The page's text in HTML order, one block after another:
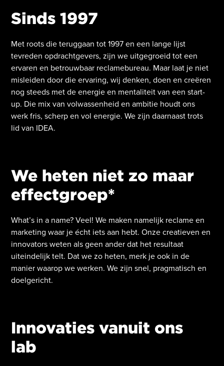
Sinds 1997
Met roots die teruggaan tot 1997 en een lange lijst
tevreden opdrachtgevers, zijn we uitgegroeid tot een
ervaren en betrouwbaar reclamebureau. Maar laat je niet
misleiden door die ervaring, wij denken, doen en creëren
nog steeds met de energie en mentaliteit van een start-
up. Die mix van volwassenheid en ambitie houdt ons
werk fris, scherp en vol energie. We zijn daarnaast trots
lid van IDEA.
We heten niet zo maar
effectgroep*
What’s in a name? Veel! We maken namelijk reclame en
marketing waar je écht iets aan hebt. Onze creatieven en
innovators weten als geen ander dat het resultaat
uiteindelijk telt. Dat we zo heten, merk je ook in de
manier waarop we werken. We zijn snel, pragmatisch en
doelgericht.
Innovaties vanuit ons
lab